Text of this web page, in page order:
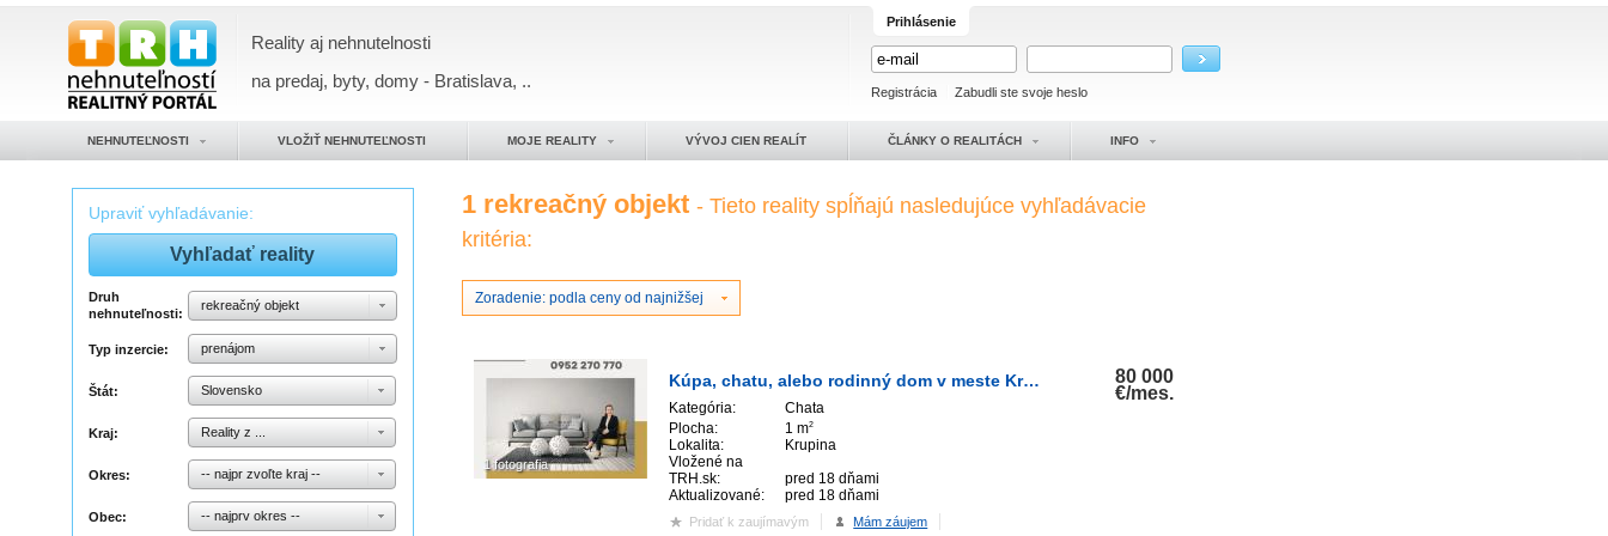
Reality aj nehnutelnosti
na predaj, byty, domy - Bratislava, ..
Prihlásenie
Registrácia Zabudli ste svoje heslo
NEHNUTEĽNOSTI VLOŽIŤ NEHNUTEĽNOSTI MOJE REALITY VÝVOJ CIEN REALÍT ČLÁNKY O REALITÁCH INFO
Upraviť vyhľadávanie:
Druh
nehnuteľnosti:
rekreačný objekt
Typ inzercie: prenájom
Štát: Slovensko
Kraj: Reality z ...
Okres: -- najpr zvoľte kraj --
Obec: -- najprv okres --
1 rekreačný objekt- Tieto reality spĺňajú nasledujúce vyhľadávacie
kritéria:
Zoradenie: podla ceny od najnižšej
1 fotografia
Kúpa, chatu, alebo rodinný dom v meste Krupina
Kategória:
Chata
Plocha:
1 m2
Lokalita:
Krupina
Vložené na
TRH.sk:
pred 18 dňami
Aktualizované:
pred 18 dňami
80 000
€/mes.
Pridať k zaujímavým Mám záujem